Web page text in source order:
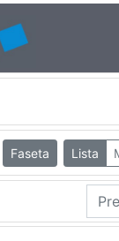
Faseta Lista